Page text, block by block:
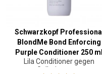
Schwarzkopf Professional
BlondMe Bond Enforcing
Purple Conditioner 250 ml
Lila Conditioner gegen
Gelbpigmente